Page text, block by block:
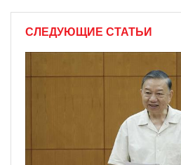
СЛЕДУЮЩИЕ СТАТЬИ